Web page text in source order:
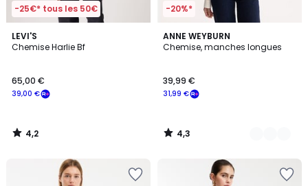
-25€* tous les 50€
LEVI'S
Chemise Harlie Bf
39,00 €
65,00 €
4,2
/ 5
4,2
/
-20%*
ANNE WEYBURN
Chemise, manches longues
31,99 €
39,99 €
4,3
/ 5
2
Couleurs
4,3
/